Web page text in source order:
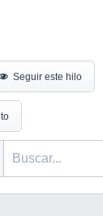
Seguir este hilo